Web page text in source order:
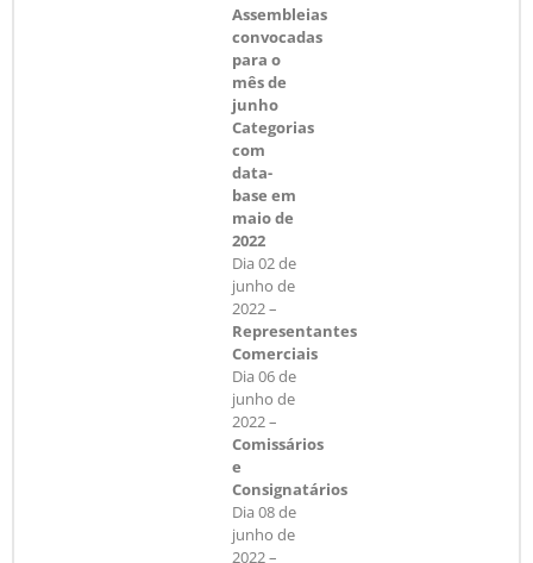
Assembleias
convocadas
para o
mês de
junho
Categorias
com
data-
base em
maio de
2022
Dia 02 de
junho de
2022 –
Representantes
Comerciais
Dia 06 de
junho de
2022 –
Comissários
e
Consignatários
Dia 08 de
junho de
2022 –